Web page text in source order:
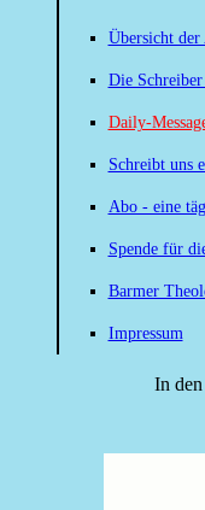
Übersicht der
Die
Daily-
Schreibt uns
Abo - eine
Spende für
Barmer
Impressum
In